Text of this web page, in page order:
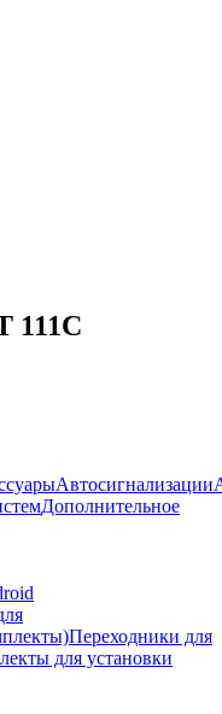
Автосигнализации
Дополнительное
Переходники для
для установки